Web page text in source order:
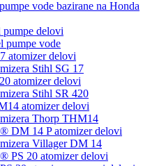
delovi
atomizer delovi
atomizer delovi
atomizer delovi
DM 14 P atomizer delovi
PS 20 atomizer delovi